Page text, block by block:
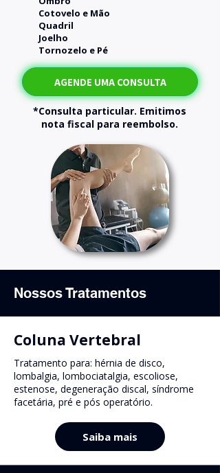
Cotovelo e Mão
Quadril
Joelho
Tornozelo e Pé
AGENDE UMA CONSULTA
*Consulta particular. Emitimos
nota fiscal para reembolso.
Nossos Tratamentos
Coluna Vertebral
Tratamento para: hérnia de disco,
lombalgia, lombociatalgia, escoliose,
estenose, degeneração discal, síndrome
facetária, pré e pós operatório.
Saiba mais